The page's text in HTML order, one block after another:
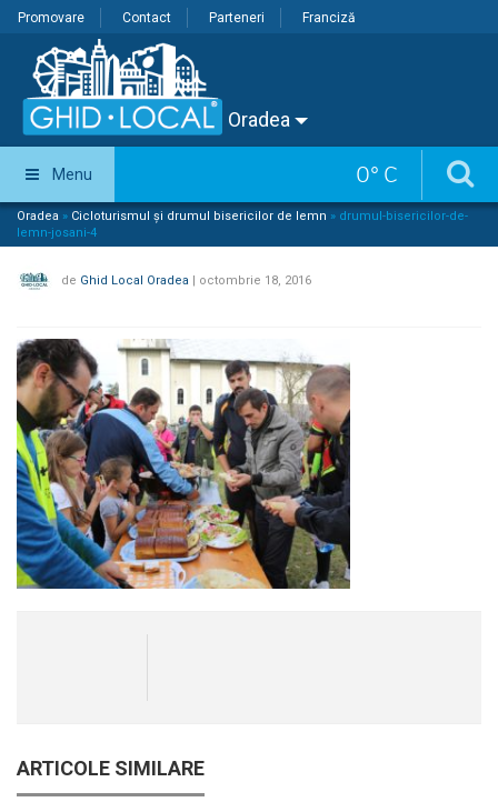
Promovare Contact Parteneri Franciză
Oradea
0° C
Menu
Oradea » Cicloturismul și drumul bisericilor de lemn » drumul-bisericilor-de-
lemn-josani-4
de Ghid Local Oradea | octombrie 18, 2016
ARTICOLE SIMILARE